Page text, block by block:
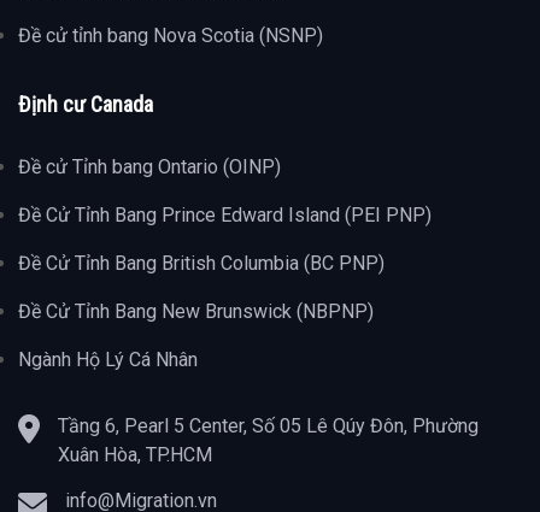
Đề cử tỉnh bang Nova Scotia (NSNP)
Định cư Canada
Đề cử Tỉnh bang Ontario (OINP)
Đề Cử Tỉnh Bang Prince Edward Island (PEI PNP)
Đề Cử Tỉnh Bang British Columbia (BC PNP)
Đề Cử Tỉnh Bang New Brunswick (NBPNP)
Ngành Hộ Lý Cá Nhân
Tầng 6, Pearl 5 Center, Số 05 Lê Qúy Đôn, Phường
Xuân Hòa, TP.HCM
info@Migration.vn